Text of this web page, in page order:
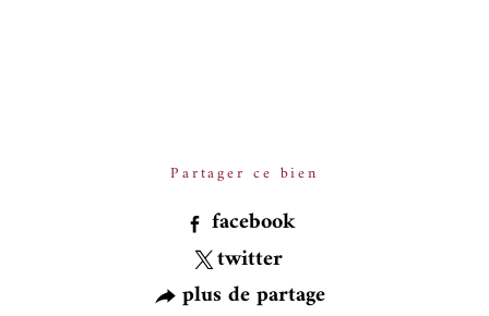
Partager ce bien
facebook
twitter
plus de partage